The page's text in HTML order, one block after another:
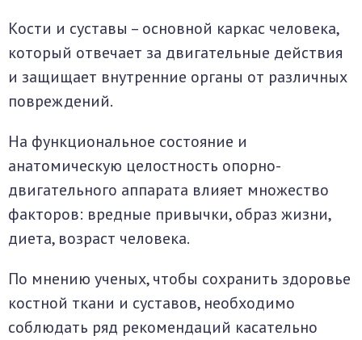
Кости и суставы – основной каркас человека,
который отвечает за двигательные действия
и защищает внутренние органы от различных
повреждений.
На функциональное состояние и
анатомическую целостность опорно-
двигательного аппарата влияет множество
факторов: вредные привычки, образ жизни,
диета, возраст человека.
По мнению ученых, чтобы сохранить здоровье
костной ткани и суставов, необходимо
соблюдать ряд рекомендаций касательно
суставы, мышцы